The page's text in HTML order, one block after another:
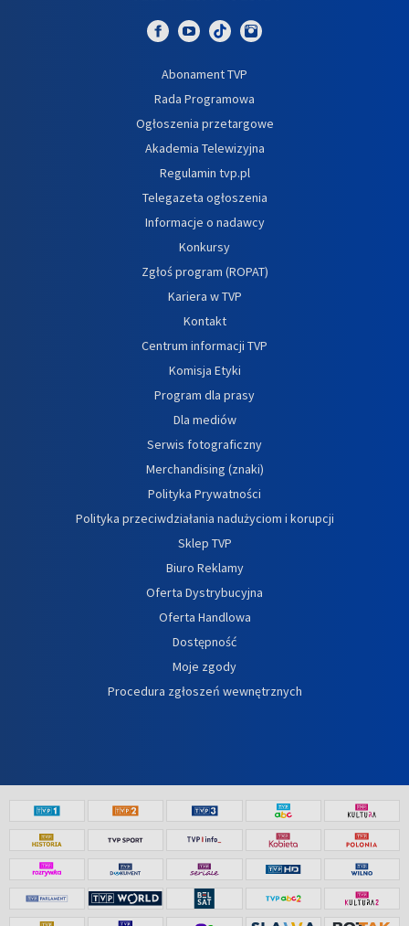
Abonament TVP
Rada Programowa
Ogłoszenia przetargowe
Akademia Telewizyjna
Regulamin tvp.pl
Telegazeta ogłoszenia
Informacje o nadawcy
Konkursy
Zgłoś program (ROPAT)
Kariera w TVP
Kontakt
Centrum informacji TVP
Komisja Etyki
Program dla prasy
Dla mediów
Serwis fotograficzny
Merchandising (znaki)
Polityka Prywatności
Polityka przeciwdziałania nadużyciom i korupcji
Sklep TVP
Biuro Reklamy
Oferta Dystrybucyjna
Oferta Handlowa
Dostępność
Moje zgody
Procedura zgłoszeń wewnętrznych